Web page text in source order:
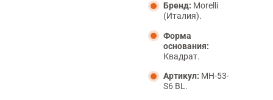
Бренд: Morelli
(Италия).
Форма
основания:
Квадрат.
Артикул: MH-53-
S6 BL.